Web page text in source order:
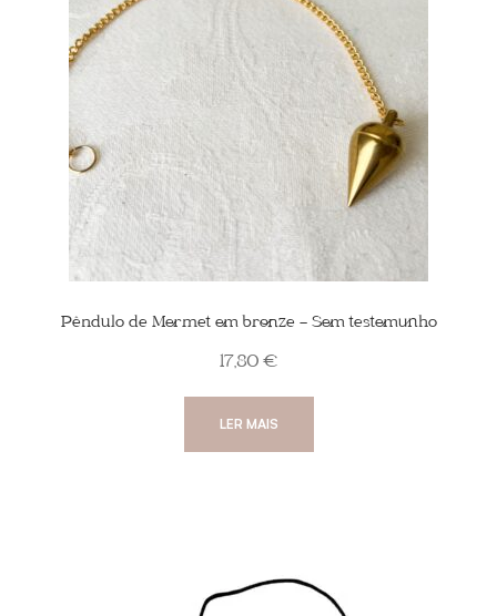
Pêndulo de Mermet em bronze – Sem testemunho
17,80 €
LER MAIS